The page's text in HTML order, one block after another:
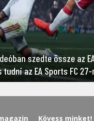
szedte össze az
az EA Sports FC
Kövess minket!